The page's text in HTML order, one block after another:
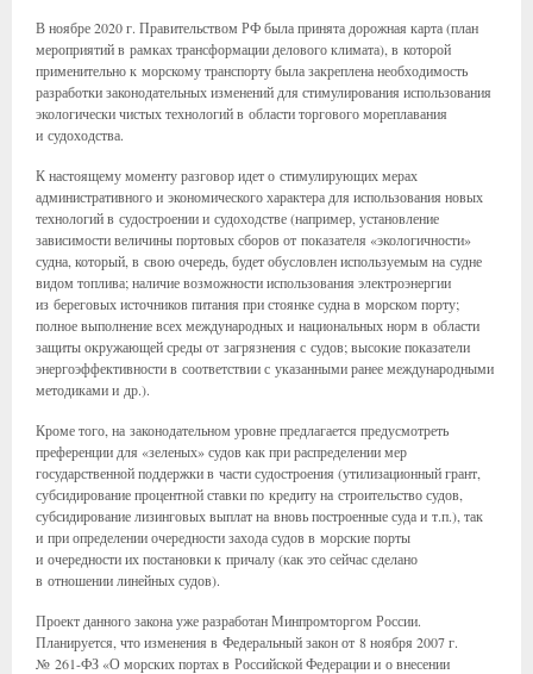
В ноябре 2020 г. Правительством РФ была принята дорожная карта (план
мероприятий в рамках трансформации делового климата), в которой
применительно к морскому транспорту была закреплена необходимость
разработки законодательных изменений для стимулирования использования
экологически чистых технологий в области торгового мореплавания
и судоходства.
К настоящему моменту разговор идет о стимулирующих мерах
административного и экономического характера для использования новых
технологий в судостроении и судоходстве (например, установление
зависимости величины портовых сборов от показателя «экологичности»
судна, который, в свою очередь, будет обусловлен используемым на судне
видом топлива; наличие возможности использования электроэнергии
из береговых источников питания при стоянке судна в морском порту;
полное выполнение всех международных и национальных норм в области
защиты окружающей среды от загрязнения с судов; высокие показатели
энергоэффективности в соответствии с указанными ранее международными
методиками и др.).
Кроме того, на законодательном уровне предлагается предусмотреть
преференции для «зеленых» судов как при распределении мер
государственной поддержки в части судостроения (утилизационный грант,
субсидирование процентной ставки по кредиту на строительство судов,
субсидирование лизинговых выплат на вновь построенные суда и т.п.), так
и при определении очередности захода судов в морские порты
и очередности их постановки к причалу (как это сейчас сделано
в отношении линейных судов).
Проект данного закона уже разработан Минпромторгом России.
Планируется, что изменения в Федеральный закон от 8 ноября 2007 г.
№ 261-ФЗ «О морских портах в Российской Федерации и о внесении